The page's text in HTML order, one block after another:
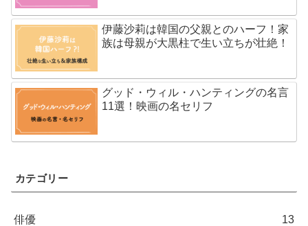
伊藤沙莉は韓国の父親とのハーフ！家
族は母親が大黒柱で生い立ちが壮絶！
グッド・ウィル・ハンティングの名言
11選！映画の名セリフ
カテゴリー
俳優 13